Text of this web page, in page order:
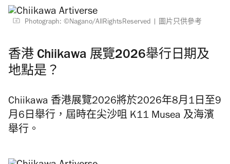
Photograph: ©Nagano/AllRightsReserved 圖片只供參考
香港 Chiikawa 展覽2026舉行日期及
地點是？
Chiikawa 香港展覽2026將於2026年8月1日至9
月6日舉行，屆時在尖沙咀 K11 Musea 及海濱
舉行。